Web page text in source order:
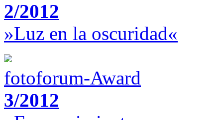
2/2012
»Luz en la oscuridad«
fotoforum-Award
3/2012